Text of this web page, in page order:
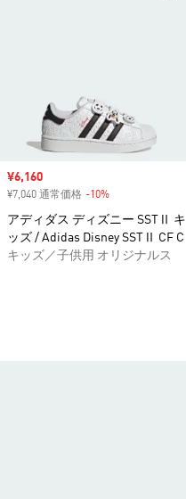
セール価格
¥6,160
¥7,040 通常価格 -10%
アディダス ディズニー SSTⅡ キ
ッズ / Adidas Disney SSTⅡ CF C
キッズ／子供用 オリジナルス